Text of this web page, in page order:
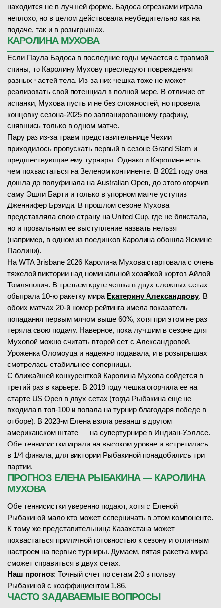
находится не в лучшей форме. Бадоса отрезками играла
неплохо, но в целом действовала неубедительно как на
подаче, так и в розыгрышах.
КАРОЛИНА МУХОВА
Если Паула Бадоса в последние годы мучается с травмой
спины, то Каролину Мухову преследуют повреждения
разных частей тела. Из-за них чешка тоже не может
реализовать свой потенциал в полной мере. В отличие от
испанки, Мухова пусть и не без сложностей, но провела
концовку сезона-2025 по запланированному графику,
снявшись только в одном матче.
Пару раз из-за травм представительнице Чехии
приходилось пропускать первый в сезоне Grand Slam и
предшествующие ему турниры. Однако и Каролине есть
чем похвастаться на Зеленом континенте. В 2021 году она
дошла до полуфинала на Australian Open, до этого огорчив
саму Эшли Барти и только в упорном матче уступив
Дженнифер Брэйди. В прошлом сезоне Мухова
представляла свою страну на United Cup, где не блистала,
но и провальным ее выступление назвать нельзя
(например, в одном из поединков Каролина обошла Ясмине
Паолини).
На WTA Brisbane 2026 Каролина Мухова стартовала с очень
тяжелой виктории над номинальной хозяйкой кортов Айлой
Томлянович. В третьем круге чешка в двух сложных сетах
обыграла 10-ю ракетку мира Екатерину Александрову. В
обоих матчах 20-й номер рейтинга имела показатель
попадания первым мячом выше 60%, хотя при этом не раз
теряла свою подачу. Наверное, пока лучшим в сезоне для
Муховой можно считать второй сет с Александровой.
Уроженка Оломоуца и надежно подавала, и в розыгрышах
смотрелась стабильнее соперницы.
С ближайшей конкуренткой Каролина Мухова сойдется в
третий раз в карьере. В 2019 году чешка огорчила ее на
старте US Open в двух сетах (тогда Рыбакина еще не
входила в топ-100 и попала на турнир благодаря победе в
отборе). В 2023-м Елена взяла реванш в другом
американском штате — на супертурнире в Индиан-Уэллсе.
Обе теннисистки играли на высоком уровне и встретились
в 1/4 финала, для виктории Рыбакиной понадобились три
партии.
ПРОГНОЗ ЕЛЕНА РЫБАКИНА — КАРОЛИНА
МУХОВА
Обе теннисистки уверенно подают, хотя с Еленой
Рыбакиной мало кто может соперничать в этом компоненте.
К тому же представительница Казахстана может
похвастаться приличной готовностью к сезону и отличным
настроем на первые турниры. Думаем, пятая ракетка мира
сможет справиться в двух сетах.
Наш прогноз: Точный счет по сетам 2:0 в пользу
Рыбакиной с коэффициентом 1,86.
ЧАСТО ЗАДАВАЕМЫЕ ВОПРОСЫ